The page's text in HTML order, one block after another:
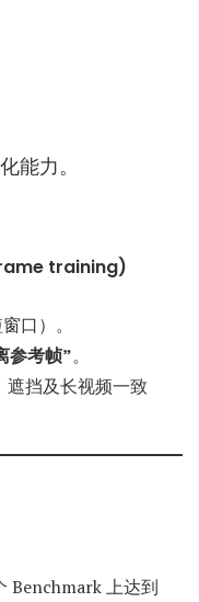
能力。
training)
口）。
参考帧”。
遮挡及长视频一致
Benchmark 上达到